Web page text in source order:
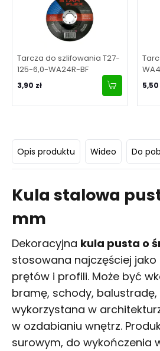
Tarcza do szlifowania T27-
125-6,0-WA24R-BF
3,90 zł 5,50
Opis produktu Wideo Do
Kula stalowa
mm
Dekoracyjna kula pusta o
stosowana najczęściej jako
prętów i profili. Może być
bramę, schody, balustradę,
wykorzystana w
w ozdabianiu wnętrz.
surowym, do wykończenia